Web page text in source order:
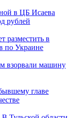
в ЦБ Исаева
рублей
разместить в
по Украине
взорвали машину
главе